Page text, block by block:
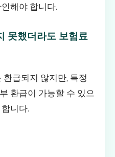
해야 합니다.
못했더라도 보험료
급되지 않지만, 특정
환급이 가능할 수 있으
니다.